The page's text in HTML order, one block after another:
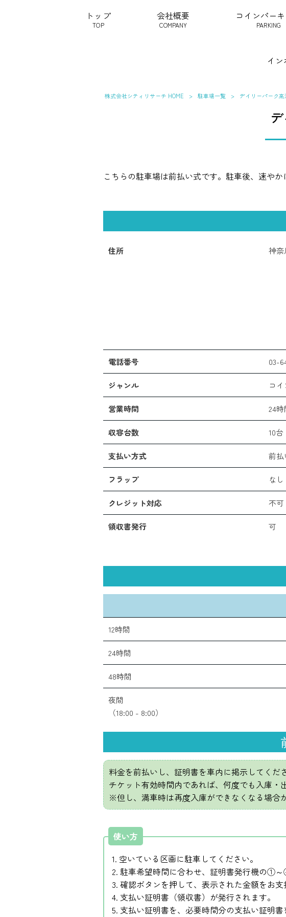
トップ
TOP
会社概要
COMPANY
コインパー
PARKING
イ
株式会社シティリサーチ HOME > 駐車場一覧 > デイリーパーク高
こちらの駐車場は前払い式です。駐車後、速やか
住所 神奈
電話番号 03-
ジャンル コ
営業時間 24時
収容台数 10台
支払い方式 前払
フラップ なし
クレジット対応 不可
領収書発行 可
12時間
24時間
48時間
夜間
（18:00 - 8:00）
料金を前払いし、証明書を車内に掲示してくだ
チケット有効時間内であれば、何度でも入庫・
※但し、満車時は再度入庫ができなくなる場合
使い方
1. 空いている区画に駐車してください。
2. 駐車希望時間に合わせ、証明書発行機の①
3. 確認ボタンを押して、表示された金額をお支
4. 支払い証明書（領収書）が発行されます。
5. 支払い証明書を、必要時間分の支払い証明書